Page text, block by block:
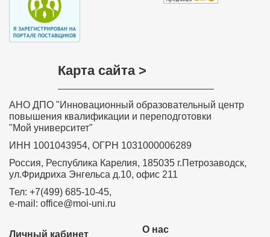
Карта сайта >
АНО ДПО "Инновационный образовательный центр
повышения квалификации и переподготовки
"Мой университет"
ИНН 1001043954, ОГРН 1031000006289
Россия, Республика Карелия, 185035 г.Петрозаводск,
ул.Фридриха Энгельса д.10, офис 211
Тел: +7(499) 685-10-45,
e-mail: office@moi-uni.ru
О нас
Личный кабинет